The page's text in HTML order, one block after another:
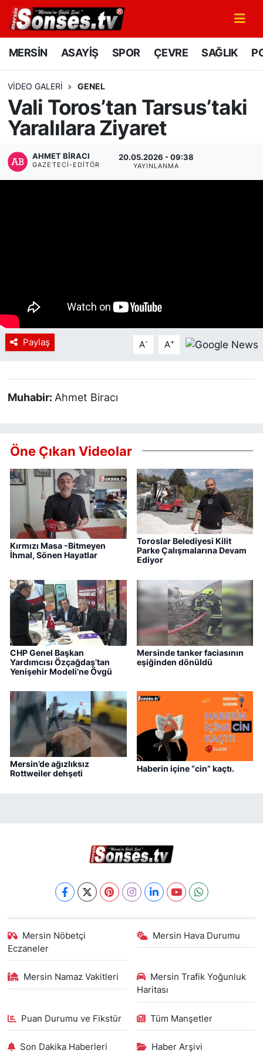
MERSİN ASAYİŞ SPOR ÇEVRE SAĞLIK
VIDEO GALERI GENEL
Vali Toros’tan Tarsus’taki
Yaralılara Ziyaret
AHMET BIRACI
GAZETECI-EDITÖR
20.05.2026 - 09:38
YAYINLANMA
Paylaş A- A+
Muhabir: Ahmet Biracı
Öne Çıkan Videolar
Kırmızı Masa -Bitmeyen
İhmal, Sönen Hayatlar
Toroslar Belediyesi Kilit
Parke Çalışmalarına Devam
Ediyor
CHP Genel Başkan
Yardımcısı Özçağdaş’tan
Yenişehir Modeli’ne Övgü
Mersinde tanker faciasının
eşiğinden dönüldü
Mersin’de ağızlıksız
Rottweiler dehşeti
Haberin içine “cin” kaçtı.
Mersin Nöbetçi
Eczaneler
Mersin Hava Durumu
Mersin Namaz Vakitleri
Mersin Trafik Yoğunluk
Haritası
Puan Durumu ve Fikstür Tüm Manşetler
Son Dakika Haberleri Haber Arşivi
MERSİN
SPOR
GÜNÜN MANŞETİ
DÜNYA
YEREL HABER
Haberde insan
Mersin Nöbetçi Eczaneler
Mersin Namaz Vakitleri
Mersin Trafik Yoğunluk Haritası
Süper Lig Puan Durumu ve Fikstür